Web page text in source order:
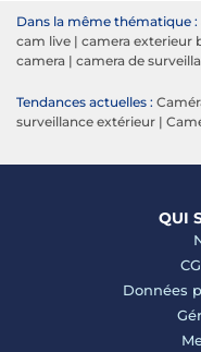
Dans la même thématique :
cam live | camera exterieur
camera | camera de
Tendances actuelles :
surveillance extérieur |
QUI
Données